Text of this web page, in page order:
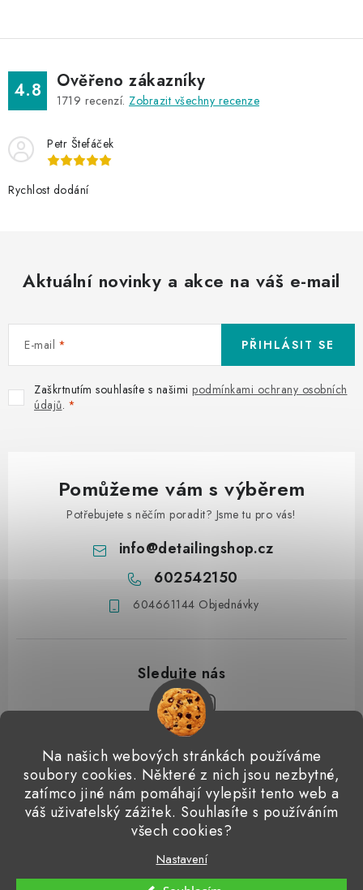
Na našich webových stránkách používáme
soubory cookies. Některé z nich jsou nezbytné,
zatímco jiné nám pomáhají vylepšit tento web a
váš uživatelský zážitek. Souhlasíte s používáním
všech cookies?
Nastavení
4.8 Ověřeno zákazníky
1719 recenzí. Zobrazit všechny recenze
Petr Štefáček
Rychlost dodání
Aktuální novinky a akce na váš e-mail
E-mail
Zaškrtnutím souhlasíte s našimi podmínkami ochrany osobních
údajů.
PŘIHLÁSIT SE
Pomůžeme vám s výběrem
Potřebujete s něčím poradit? Jsme tu pro vás!
info@detailingshop.cz
602542150
604661144 Objednávky
Přijímáme online platby
Detailingclub Dodo Juice Gyeon Quartz ValetPRO
Microfiber Madness
Copyright 2026Detailingshop. Všechna práva vyhrazena.